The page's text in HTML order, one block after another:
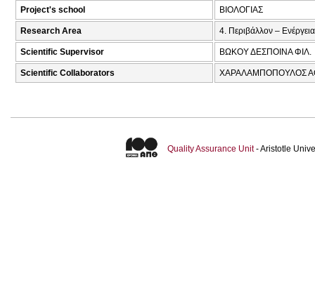
Project's school ΒΙΟΛΟΓΙΑΣ
Research Area 4. Περιβάλλον – Ενέργεια
Scientific Supervisor ΒΩΚΟΥ ΔΕΣΠΟΙΝΑ ΦΙΛ.
Scientific Collaborators ΧΑΡΑΛΑΜΠΟΠΟΥΛΟΣ
Quality Assurance Unit- Aristotle